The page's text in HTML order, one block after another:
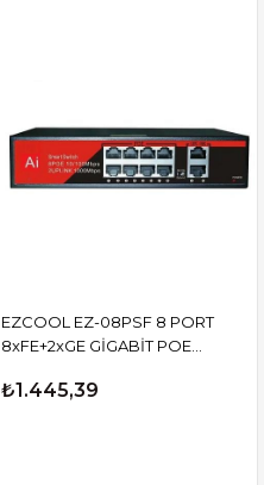
EZCOOL EZ-08PSF 8 PORT
8xFE+2xGE GİGABİT POE
₺1.445,39